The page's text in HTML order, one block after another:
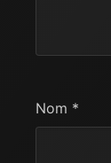
Nom *